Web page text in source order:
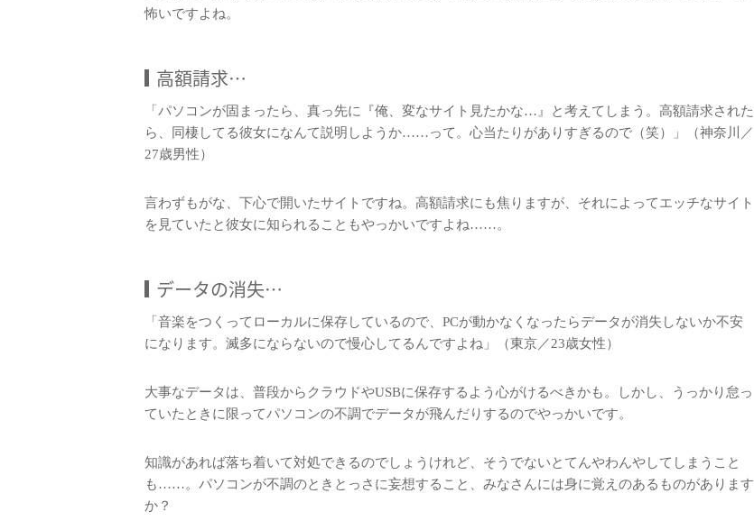
怖いですよね。
高額請求…
「パソコンが固まったら、真っ先に『俺、変なサイト見たかな…』と考えてしまう。高額請求された
ら、同棲してる彼女になんて説明しようか……って。心当たりがありすぎるので（笑）」（神奈川／
27歳男性）
言わずもがな、下心で開いたサイトですね。高額請求にも焦りますが、それによってエッチなサイト
を見ていたと彼女に知られることもやっかいですよね……。
データの消失…
「音楽をつくってローカルに保存しているので、PCが動かなくなったらデータが消失しないか不安
になります。滅多にならないので慢心してるんですよね」（東京／23歳女性）
大事なデータは、普段からクラウドやUSBに保存するよう心がけるべきかも。しかし、うっかり怠っ
ていたときに限ってパソコンの不調でデータが飛んだりするのでやっかいです。
知識があれば落ち着いて対処できるのでしょうけれど、そうでないとてんやわんやしてしまうこと
も……。パソコンが不調のときとっさに妄想すること、みなさんには身に覚えのあるものがあります
か？